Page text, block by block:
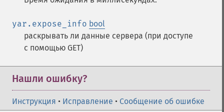
yar.expose_info bool
раскрывать ли данные сервера (при доступе
с помощью GET)
Нашли ошибку?
Инструкция • Исправление • Сообщение об ошибке